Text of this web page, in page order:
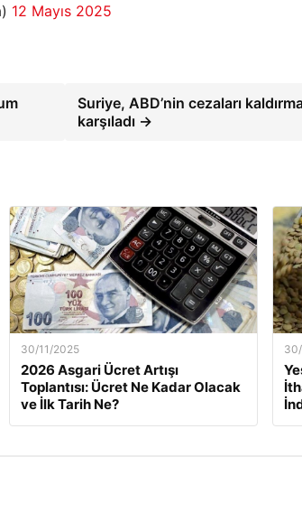
12 Mayıs 2025
Suriye, ABD’nin cezaları
karşıladı →
30/11/2025
2026 Asgari Ücret Artışı
Toplantısı: Ücret Ne Kadar Olacak
ve İlk Tarih Ne?